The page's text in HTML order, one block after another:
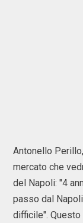
Antonello
mercato che
del Napoli: "4
passo dal
difficile".